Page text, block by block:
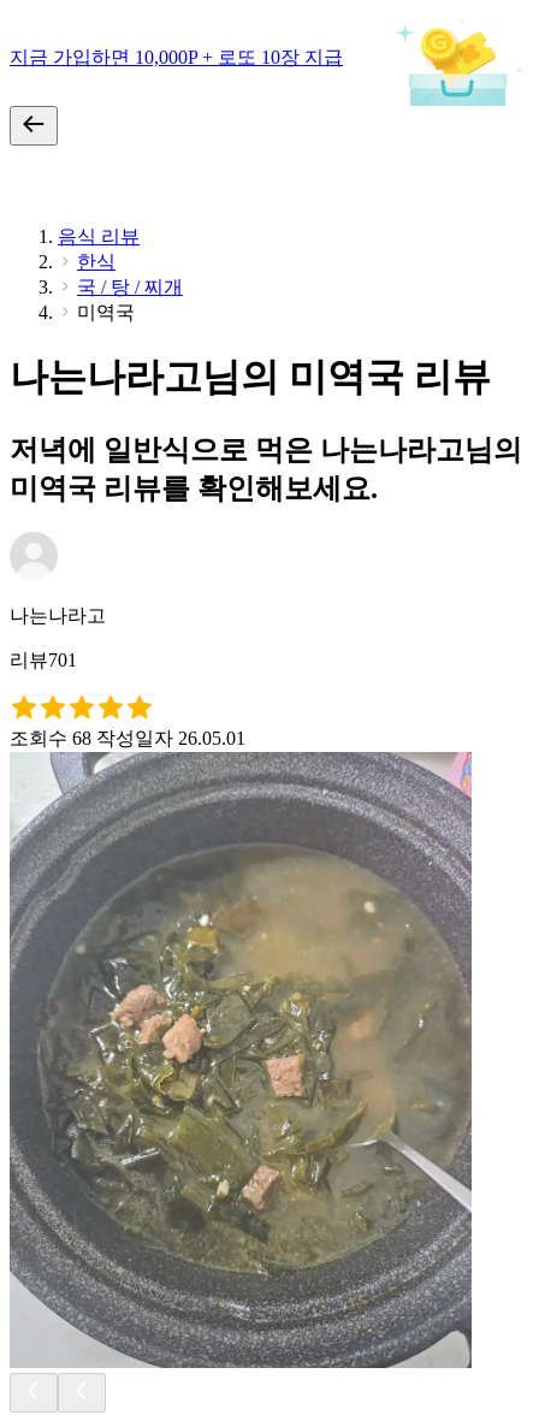
지금 가입하면 10,000P + 로또 10장 지급
음식 리뷰
한식
국 / 탕 / 찌개
미역국
나는나라고님의 미역국 리뷰
저녁에 일반식으로 먹은 나는나라고님의
미역국 리뷰를 확인해보세요.
나는나라고
리뷰701
조회수 68 작성일자 26.05.01